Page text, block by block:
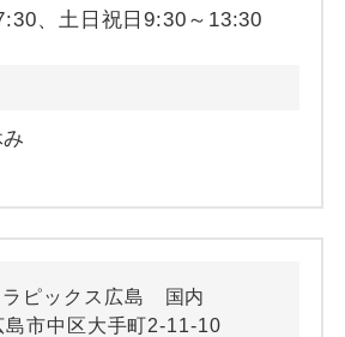
、土日祝日9:30～13:30
ラピックス広島 国内
市中区大手町2-11-10